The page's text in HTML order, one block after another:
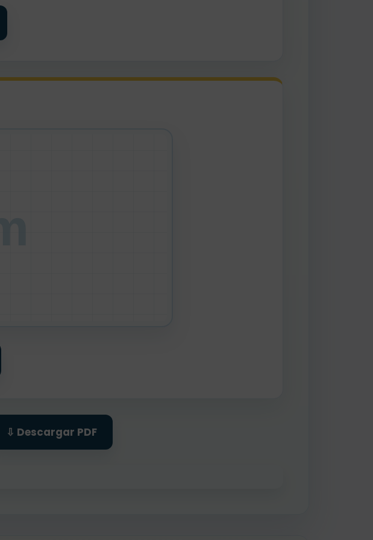
⇩ Descargar PDF